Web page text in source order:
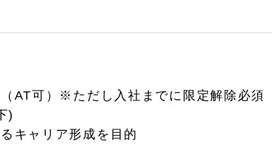
AT可）※ただし入社までに限定解除必須
)
キャリア形成を目的